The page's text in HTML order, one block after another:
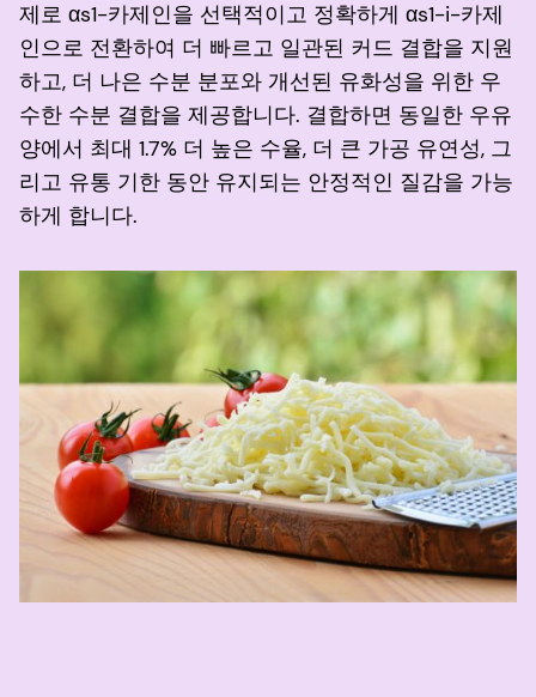
제로 αs1-카제인을 선택적이고 정확하게 αs1-i-카제
인으로 전환하여 더 빠르고 일관된 커드 결합을 지원
하고, 더 나은 수분 분포와 개선된 유화성을 위한 우
수한 수분 결합을 제공합니다. 결합하면 동일한 우유
양에서 최대 1.7% 더 높은 수율, 더 큰 가공 유연성, 그
리고 유통 기한 동안 유지되는 안정적인 질감을 가능
하게 합니다.